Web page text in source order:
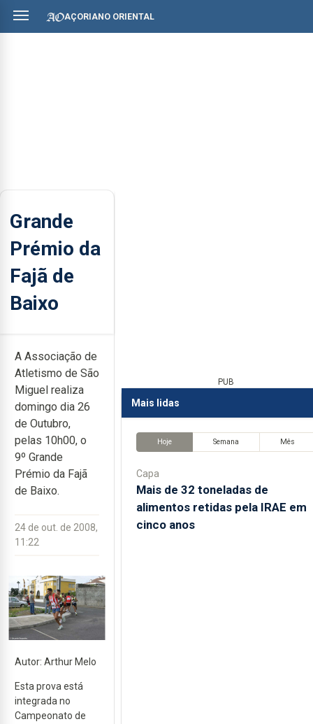
AÇORIANO ORIENTAL
Grande
Prémio da
Fajã de
Baixo
A Associação de
Atletismo de São
Miguel realiza
domingo dia 26
de Outubro,
pelas 10h00, o
9º Grande
Prémio da Fajã
de Baixo.
24 de out. de 2008,
11:22
Autor: Arthur Melo
Esta prova está
integrada no
Campeonato de
PUB
Mais lidas
Hoje Semana Mês
Capa
Mais de 32 toneladas de
alimentos retidas pela IRAE em
cinco anos